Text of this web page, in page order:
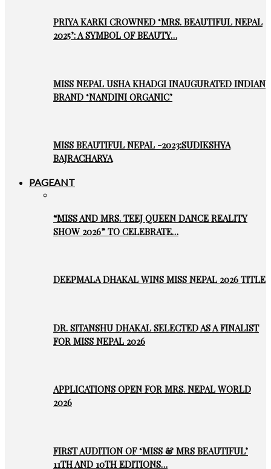
PRIYA KARKI CROWNED ‘MRS. BEAUTIFUL NEPAL
2025’: A SYMBOL OF BEAUTY…
MISS NEPAL USHA KHADGI INAUGURATED INDIAN
BRAND ‘NANDINI ORGANIC’
MISS BEAUTIFUL NEPAL -2023:SUDIKSHYA
BAJRACHARYA
PAGEANT
“MISS AND MRS. TEEJ QUEEN DANCE REALITY
SHOW 2026” TO CELEBRATE…
DEEPMALA DHAKAL WINS MISS NEPAL 2026 TITLE
DR. SITANSHU DHAKAL SELECTED AS A FINALIST
FOR MISS NEPAL 2026
APPLICATIONS OPEN FOR MRS. NEPAL WORLD
2026
FIRST AUDITION OF ‘MISS & MRS BEAUTIFUL’
11TH AND 10TH EDITIONS…